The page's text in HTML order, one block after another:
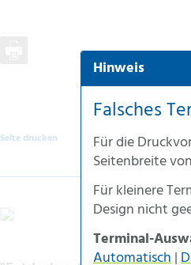
Desktop-Version
Accessible-Version
Seite drucken
Hinweis
Falsches
Für die
Seitenbreite von
Für kleinere
Design nicht
Terminal-
Automatisch|